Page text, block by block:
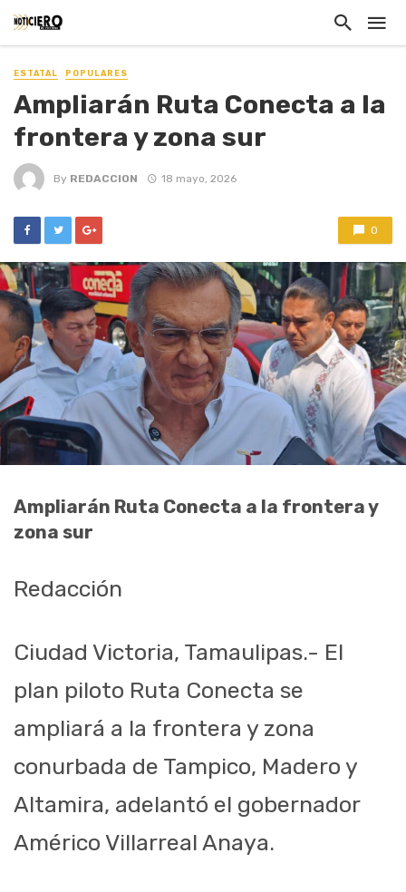
ESTATAL POPULARES
Ampliarán Ruta Conecta a la
frontera y zona sur
By REDACCION 18 mayo, 2026
0
Ampliarán Ruta Conecta a la frontera y
zona sur
Redacción
Ciudad Victoria, Tamaulipas.- El
plan piloto Ruta Conecta se
ampliará a la frontera y zona
conurbada de Tampico, Madero y
Altamira, adelantó el gobernador
Américo Villarreal Anaya.